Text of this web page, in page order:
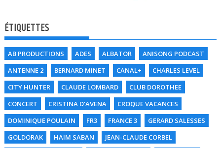
ÉTIQUETTES
AB PRODUCTIONS ADES ALBATOR
ANISONG PODCAST
ANTENNE 2
BERNARD MINET CANAL+
CHARLES LEVEL
CITY HUNTER
CLAUDE LOMBARD
CLUB DOROTHEE
CONCERT
CRISTINA D'AVENA
CROQUE VACANCES
DOMINIQUE POULAIN
FR3 FRANCE 3
GERARD SALESSES
GOLDORAK
HAIM SABAN
JEAN-CLAUDE CORBEL